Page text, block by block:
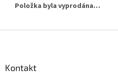
Položka byla vyprodána…
Kontakt